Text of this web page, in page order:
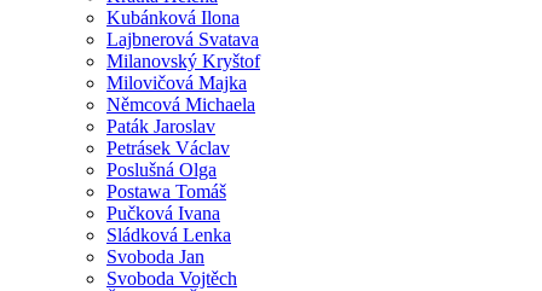
Kubánková Ilona
Lajbnerová Svatava
Milanovský Kryštof
Milovičová Majka
Němcová Michaela
Paták Jaroslav
Petrásek Václav
Poslušná Olga
Postawa Tomáš
Pučková Ivana
Sládková Lenka
Svoboda Jan
Svoboda Vojtěch